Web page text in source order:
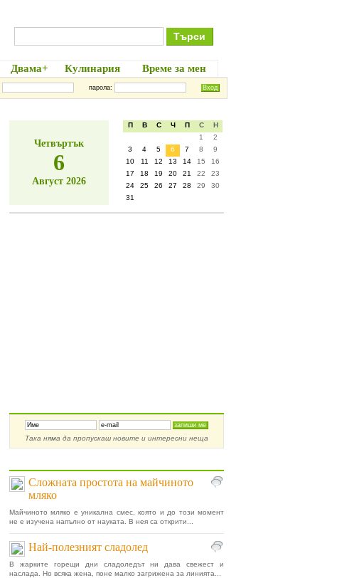
Двама+ Кулинария Време за мен
парола:
Четвъртък
6
Август 2026
П В С Ч П С
Н
1
2
3
4 5 6 7 8
9
10
11 12 13 14 15
16
17
18 19 20 21 22
23
24
25 26 27 28 29
30
31
Така няма да пропускаш новите и интересни неща
Сложната простота на майчиното
мляко
Майчиното мляко е уникална смес, която и до този момент
не е изучена напълно от науката. В нея са открити...
Най-полезният сладолед
В жарките горещи дни сладоледът ни дава свежест и
наслада. Но всяка жена, поне малко загрижена за линията...